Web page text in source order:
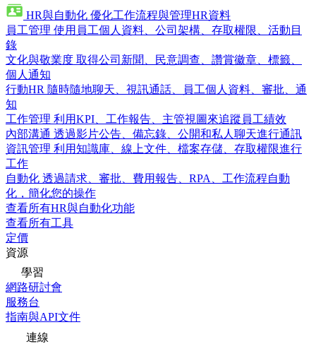
HR與自動化 優化工作流程與管理HR資料
員工管理 使用員工個人資料、公司架構、存取權限、活動目
錄
文化與敬業度 取得公司新聞、民意調查、讚賞徽章、標籤、
個人通知
行動HR 隨時隨地聊天、視訊通話、員工個人資料、審批、通
知
工作管理 利用KPI、工作報告、主管視圖來追蹤員工績效
內部溝通 透過影片公告、備忘錄、公開和私人聊天進行通訊
資訊管理 利用知識庫、線上文件、檔案存儲、存取權限進行
工作
自動化 透過請求、審批、費用報告、RPA、工作流程自動
化，簡化您的操作
查看所有HR與自動化功能
查看所有工具
定價
資源
學習
網路研討會
服務台
指南與API文件
連線